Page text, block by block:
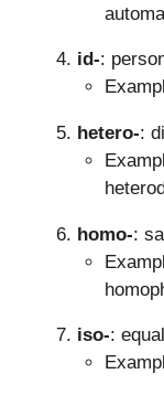
id-:
hetero-:
homo-:
iso-: